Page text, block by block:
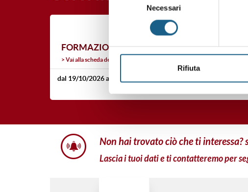
Necessari
Rifiuta
BOLOGNA
FORMAZIONE TEORICA PER L’ESERCIZIO
Vai alla scheda del corso
dal 19/10/2026al 18/05/2027
non hai trovato ciò che ti
Lascia i tuoi dati e ti contatteremo per